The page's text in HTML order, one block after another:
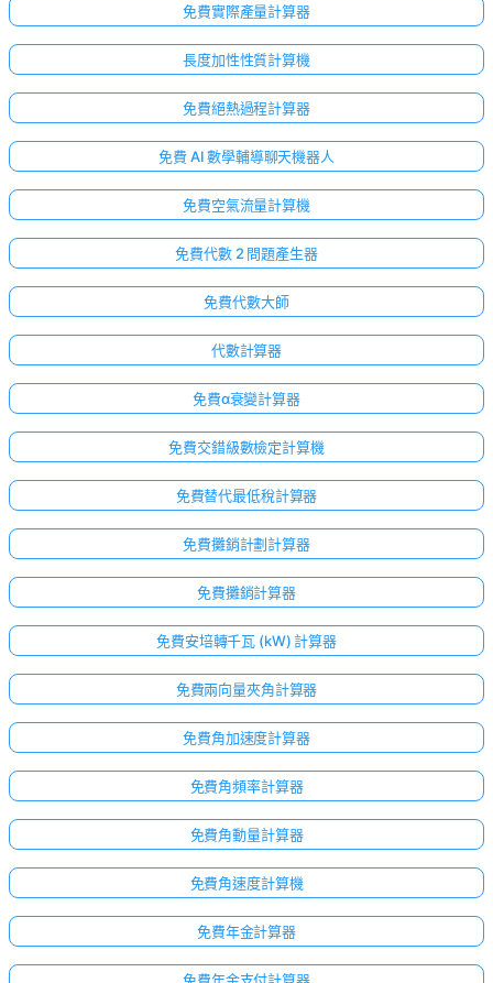
免費實際產量計算器
長度加性性質計算機
免費絕熱過程計算器
免費 AI 數學輔導聊天機器人
免費空氣流量計算機
免費代數 2 問題產生器
免費代數大師
代數計算器
免費α衰變計算器
免費交錯級數檢定計算機
免費替代最低稅計算器
免費攤銷計劃計算器
免費攤銷計算器
免費安培轉千瓦 (kW) 計算器
免費兩向量夾角計算器
免費角加速度計算器
免費角頻率計算器
免費角動量計算器
免費角速度計算機
免費年金計算器
免費年金支付計算器